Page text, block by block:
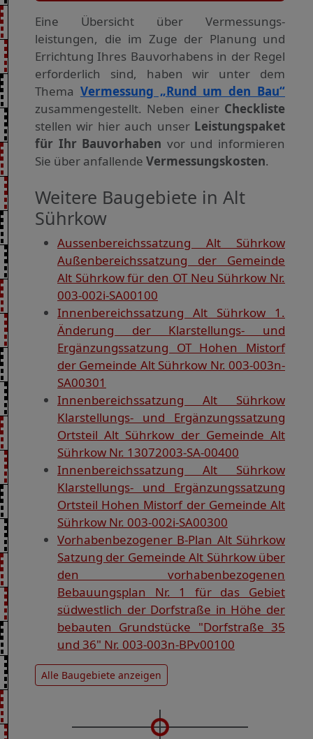
Eine Übersicht über Vermessungs­
leistungen, die im Zuge der Planung und
Errichtung Ihres Bauvorhabens in der Regel
erforderlich sind, haben wir unter dem
Thema Vermessung „Rund um den Bau“
zusammengestellt. Neben einer Checkliste
stellen wir hier auch unser Leistungspaket
für Ihr Bauvorhaben vor und informieren
Sie über anfallende Vermessungskosten.
Weitere Baugebiete in Alt
Sührkow
Aussenbereichssatzung Alt Sührkow
Außenbereichssatzung der Gemeinde
Alt Sührkow für den OT Neu Sührkow Nr.
003-002i-SA00100
Innenbereichssatzung Alt Sührkow 1.
Änderung der Klarstellungs- und
Ergänzungssatzung OT Hohen Mistorf
der Gemeinde Alt Sührkow Nr. 003-003n-
SA00301
Innenbereichssatzung Alt Sührkow
Klarstellungs- und Ergänzungssatzung
Ortsteil Alt Sührkow der Gemeinde Alt
Sührkow Nr. 13072003-SA-00400
Innenbereichssatzung Alt Sührkow
Klarstellungs- und Ergänzungssatzung
Ortsteil Hohen Mistorf der Gemeinde Alt
Sührkow Nr. 003-002i-SA00300
Vorhabenbezogener B-Plan Alt Sührkow
Satzung der Gemeinde Alt Sührkow über
den vorhabenbezogenen
Bebauungsplan Nr. 1 für das Gebiet
südwestlich der Dorfstraße in Höhe der
bebauten Grundstücke "Dorfstraße 35
und 36" Nr. 003-003n-BPv00100
Alle Baugebiete anzeigen